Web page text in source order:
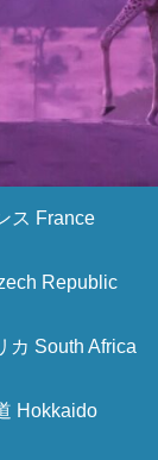
ス France
Republic
カ South Africa
Hokkaido